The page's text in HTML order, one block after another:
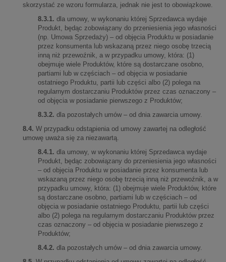
skorzystać ze wzoru formularza, jednak nie jest to obowiązkowe.
8.3.1. dla umowy, w wykonaniu której Sprzedawca wydaje
Produkt, będąc zobowiązany do przeniesienia jego własności
(np. Umowa Sprzedaży) – od objęcia Produktu w posiadanie
przez konsumenta lub wskazaną przez niego osobę trzecią
inną niż przewoźnik, a w przypadku umowy, która: (1)
obejmuje wiele Produktów, które są dostarczane osobno,
partiami lub w częściach – od objęcia w posiadanie
ostatniego Produktu, partii lub części albo (2) polega na
regularnym dostarczaniu Produktów przez czas oznaczony –
od objęcia w posiadanie pierwszego z Produktów;
8.3.2. dla pozostałych umów – od dnia zawarcia umowy.
8.4. W przypadku odstąpienia od umowy zawartej na odległość
umowę uważa się za niezawartą.
8.4.1. dla umowy, w wykonaniu której Sprzedawca wydaje
Produkt, będąc zobowiązany do przeniesienia jego własności
– od objęcia Produktu w posiadanie przez konsumenta lub
wskazaną przez niego osobę trzecią inną niż przewoźnik, a w
przypadku umowy, która: (1) obejmuje wiele Produktów, które
są dostarczane osobno, partiami lub w częściach – od
objęcia w posiadanie ostatniego Produktu, partii lub części
albo (2) polega na regularnym dostarczaniu Produktów przez
czas oznaczony – od objęcia w posiadanie pierwszego z
Produktów;
8.4.2. dla pozostałych umów – od dnia zawarcia umowy.